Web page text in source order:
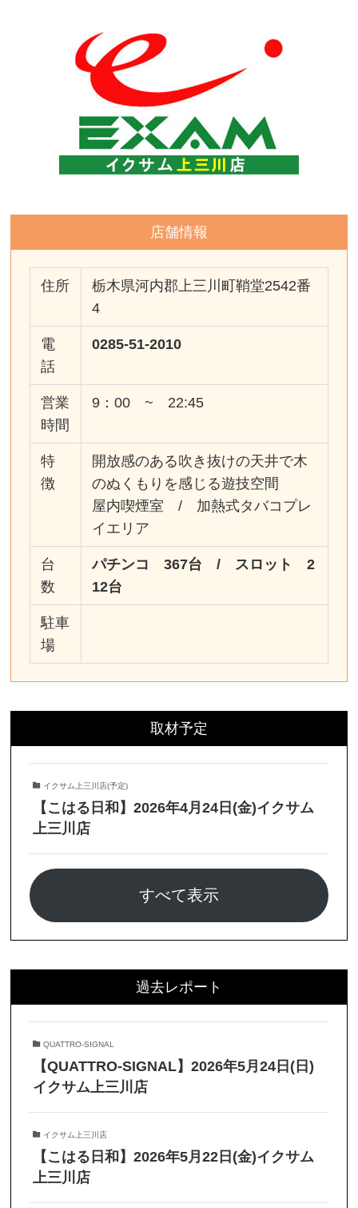
店舗情報
住所
栃木県河内郡上三川町鞘堂2542番
4
電
話
0285-51-2010
営業
時間
9：00 ~ 22:45
特
徴
開放感のある吹き抜けの天井で木
のぬくもりを感じる遊技空間
屋内喫煙室 / 加熱式タバコプレ
イエリア
台
数
パチンコ 367台 / スロット 2
12台
駐車
場
取材予定
イクサム上三川店(予定)
【こはる日和】2026年4月24日(金)イクサム
上三川店
すべて表示
過去レポート
QUATTRO-SIGNAL
【QUATTRO-SIGNAL】2026年5月24日(日)
イクサム上三川店
イクサム上三川店
【こはる日和】2026年5月22日(金)イクサム
上三川店